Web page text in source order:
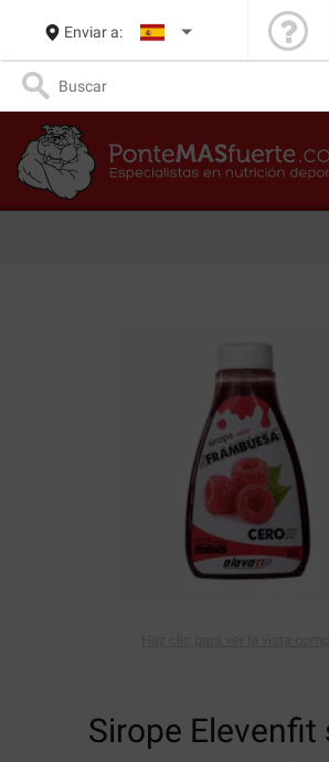
Enviar a:
Sirope Elevenfit